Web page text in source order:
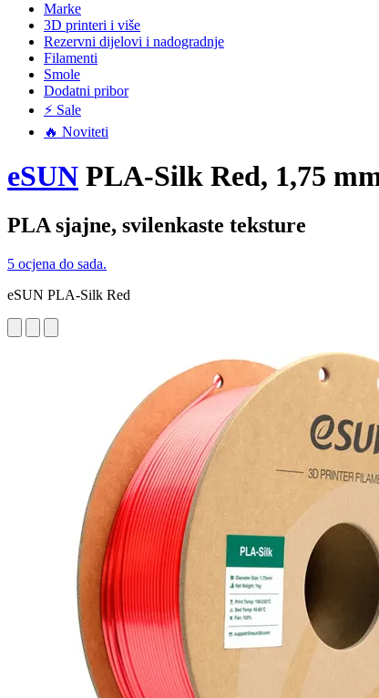
Marke
3D printeri i više
Rezervni dijelovi i nadogradnje
Filamenti
Smole
Dodatni pribor
⚡ Sale
🔥 Noviteti
eSUN PLA-Silk Red, 1,75
PLA sjajne, svilenkaste teksture
5 ocjena do sada.
eSUN PLA-Silk Red